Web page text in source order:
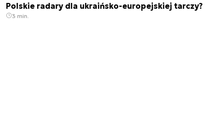
Polskie radary dla ukraińsko-europejskiej tarczy?
3 min.